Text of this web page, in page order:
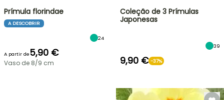
Prímula florindae
A DESCOBRIR
24
A partir de5,90 €
Vaso de 8/9 cm
Coleção de 3 Prímulas
Japonesas
39
9,90 € -37%